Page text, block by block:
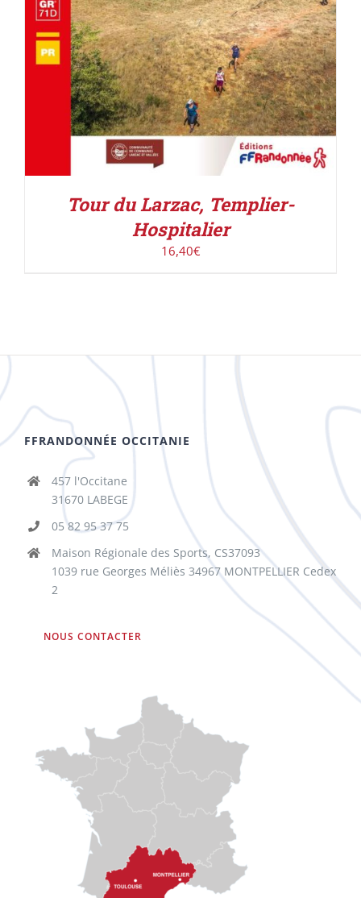
Tour du Larzac, Templier-
Hospitalier
16,40€
FFRANDONNÉE OCCITANIE
457 l'Occitane
31670 LABEGE
05 82 95 37 75
Maison Régionale des Sports, CS37093
1039 rue Georges Méliès 34967 MONTPELLIER Cedex
2
NOUS CONTACTER